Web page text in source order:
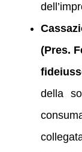
(Pres.
della